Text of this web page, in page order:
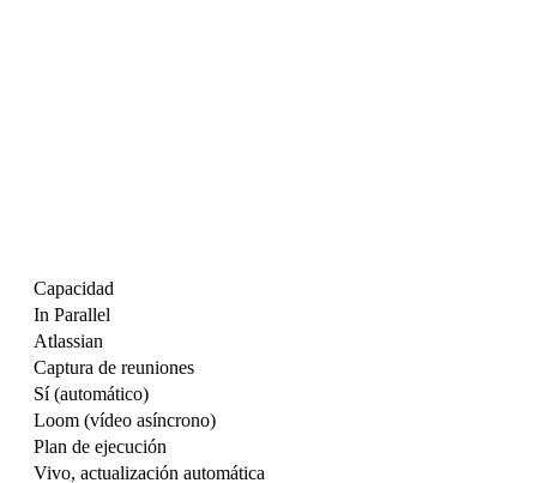
Capacidad
In Parallel
Atlassian
Captura de reuniones
Sí (automático)
Loom (vídeo asíncrono)
Plan de ejecución
Vivo, actualización automática